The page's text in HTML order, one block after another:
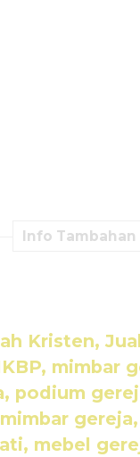
Info Tambahan
Kristen,
mimbar
podium
mebel